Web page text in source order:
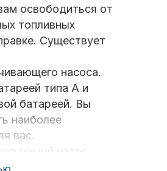
освободиться от
топливных
Существует
насоса.
типа А и
батареей. Вы
наиболее
вас.
насос
для